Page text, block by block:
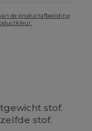
de productafbeelding
stof.
stof.